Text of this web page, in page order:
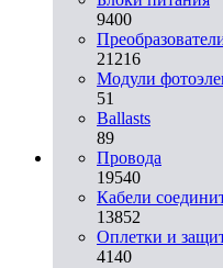
9400
21216
Модули
51
Ballasts
89
Провода
19540
Кабели
13852
Оплетки и
4140